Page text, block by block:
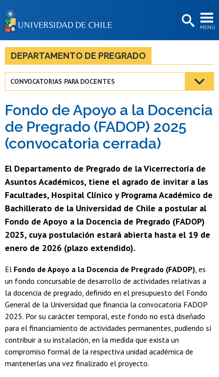
MENÚ
BIBLIOTECAS
LA UNIVERSIDAD
Estudiantes
Académicas/os
Funcionarias/os
Egresadas/os
DEPARTAMENTO DE PREGRADO
CONVOCATORIAS PARA DOCENTES
Fondo de Apoyo a la Docencia
de Pregrado (FADOP) 2025
(convocatoria cerrada)
El Departamento de Pregrado de la Vicerrectoría de
Asuntos Académicos, tiene el agrado de invitar a las
Facultades, Hospital Clínico y Programa Académico de
Bachillerato de la Universidad de Chile a postular al
Fondo de Apoyo a la Docencia de Pregrado (FADOP)
2025, cuya postulación estará abierta hasta el 19 de
enero de 2026 (plazo extendido).
El Fondo de Apoyo a la Docencia de Pregrado (FADOP), es
un fondo concursable de desarrollo de actividades relativas a
la docencia de pregrado, definido en el presupuesto del Fondo
General de la Universidad que financia la convocatoria FADOP
2025. Por su carácter temporal, este fondo no está diseñado
para el financiamiento de actividades permanentes, pudiendo sí
contribuir a su instalación, en la medida que exista un
compromiso formal de la respectiva unidad académica de
mantenerlas una vez finalizado el proyecto.